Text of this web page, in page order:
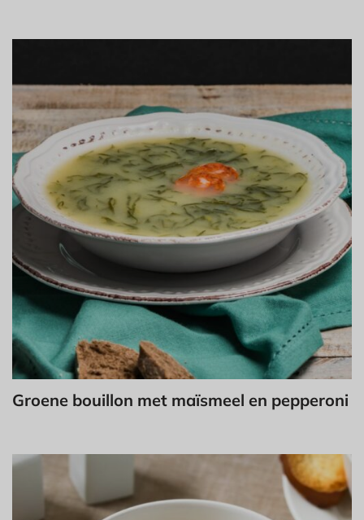
Groene bouillon met maïsmeel en pepperoni